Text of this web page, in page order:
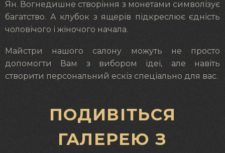
Ян. Вогнедишне створіння з монетами символізує
багатство. А клубок з ящерів підкреслює єдність
чоловічого і жіночого начала.
Майстри нашого салону можуть не просто
допомогти Вам з вибором ідеї, але навіть
створити персональний ескіз спеціально для вас.
ПОДИВІТЬСЯ
ГАЛЕРЕЮ З